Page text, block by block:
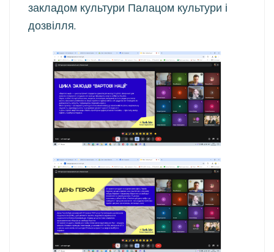
закладом культури Палацом культури і
дозвілля.